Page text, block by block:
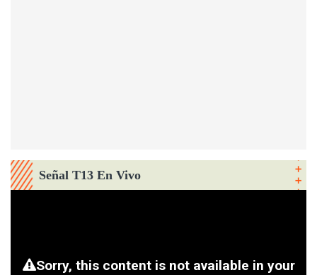
Señal T13 En Vivo